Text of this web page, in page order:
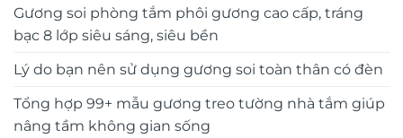
Gương soi phòng tắm phôi gương cao cấp, tráng
bạc 8 lớp siêu sáng, siêu bền
Lý do bạn nên sử dụng gương soi toàn thân có đèn
Tổng hợp 99+ mẫu gương treo tường nhà tắm giúp
nâng tầm không gian sống